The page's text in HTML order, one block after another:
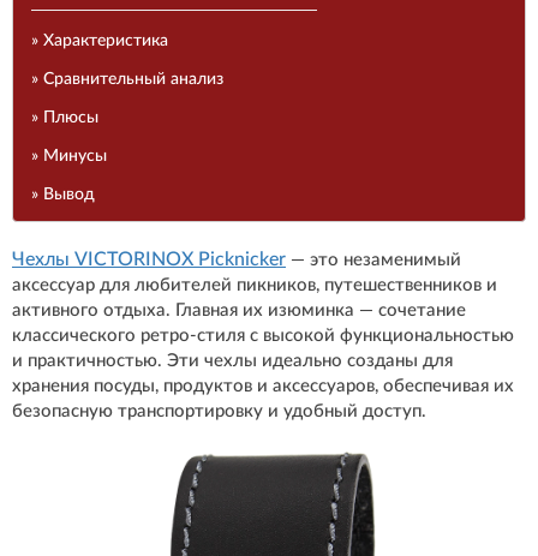
» Характеристика
» Сравнительный анализ
» Плюсы
» Минусы
» Вывод
Чехлы VICTORINOX Picknicker — это незаменимый
аксессуар для любителей пикников, путешественников и
активного отдыха. Главная их изюминка — сочетание
классического ретро-стиля с высокой функциональностью
и практичностью. Эти чехлы идеально созданы для
хранения посуды, продуктов и аксессуаров, обеспечивая их
безопасную транспортировку и удобный доступ.